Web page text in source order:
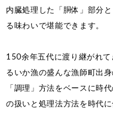
内臓処理した「胴体」部分
る味わいで堪能できます。
150余年五代に渡り継がれ
るいか漁の盛んな漁師町出
「調理」方法をベースに時
の扱いと処理法方法を時代に